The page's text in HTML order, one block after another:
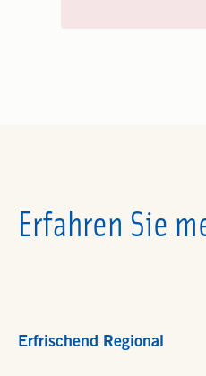
Erfahren Sie
Erfrischend Regional